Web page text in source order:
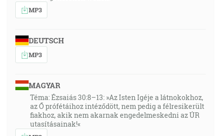
MP3
DEUTSCH
MP3
MAGYAR
Téma: Ézsaiás 30:8–13: »Az Isten Igéje a látnokokhoz,
az Ő prófétáihoz intéződött, nem pedig a félresikerült
fiakhoz, akik nem akarnak engedelmeskedni az ÚR
utasításainak!«